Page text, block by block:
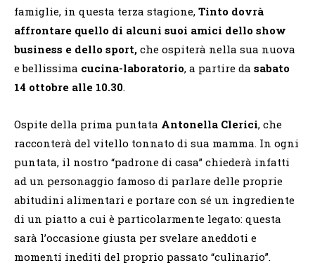
famiglie, in questa terza stagione, Tinto dovrà
affrontare quello di alcuni suoi amici dello show
business e dello sport, che ospiterà nella sua nuova
e bellissima cucina-laboratorio, a partire da sabato
14 ottobre alle 10.30.
Ospite della prima puntata Antonella Clerici, che
racconterà del vitello tonnato di sua mamma. In ogni
puntata, il nostro “padrone di casa” chiederà infatti
ad un personaggio famoso di parlare delle proprie
abitudini alimentari e portare con sé un ingrediente
di un piatto a cui è particolarmente legato: questa
sarà l’occasione giusta per svelare aneddoti e
momenti inediti del proprio passato “culinario”.